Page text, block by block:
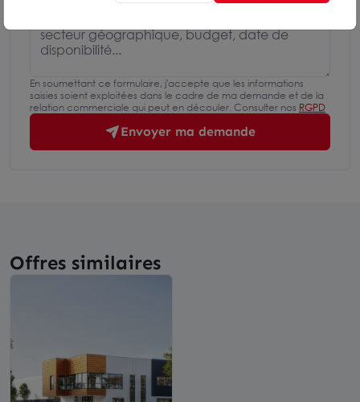
En soumettant ce formulaire, j'accepte que les informations
saisies soient exploitées dans le cadre de ma demande et de la
relation commerciale qui peut en découler. Consulter nos RGPD
Envoyer ma demande
Offres similaires